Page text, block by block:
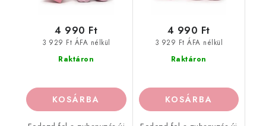
Raktáron
3 929 Ft ÁFA nélkül
4 990 Ft
KOSÁRBA
Raktáron
3 929 Ft ÁFA nélkül
4 990 Ft
KOSÁRBA